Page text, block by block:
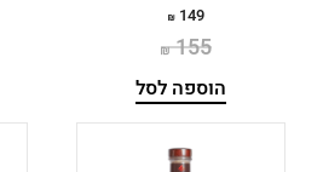
Game Of Thrones Whiskey Set
Glen Grant
149
155
הוספה לסל